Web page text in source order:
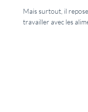
Mais surtout, il
travailler avec les